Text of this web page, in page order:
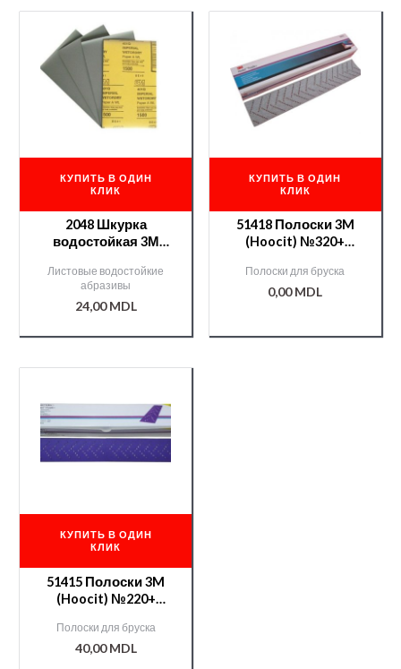
КУПИТЬ В ОДИН
КЛИК
2048 Шкурка
водостойкая 3М
Листовые водостойкие
абразивы
24,00MDL
КУПИТЬ В ОДИН
КЛИК
51418 Полоски 3M
(Hoocit) №320+
II,
Полоски для бруска
0,00MDL
КУПИТЬ В ОДИН
КЛИК
51415 Полоски 3M
(Hoocit) №220+
Полоски для бруска
40,00MDL